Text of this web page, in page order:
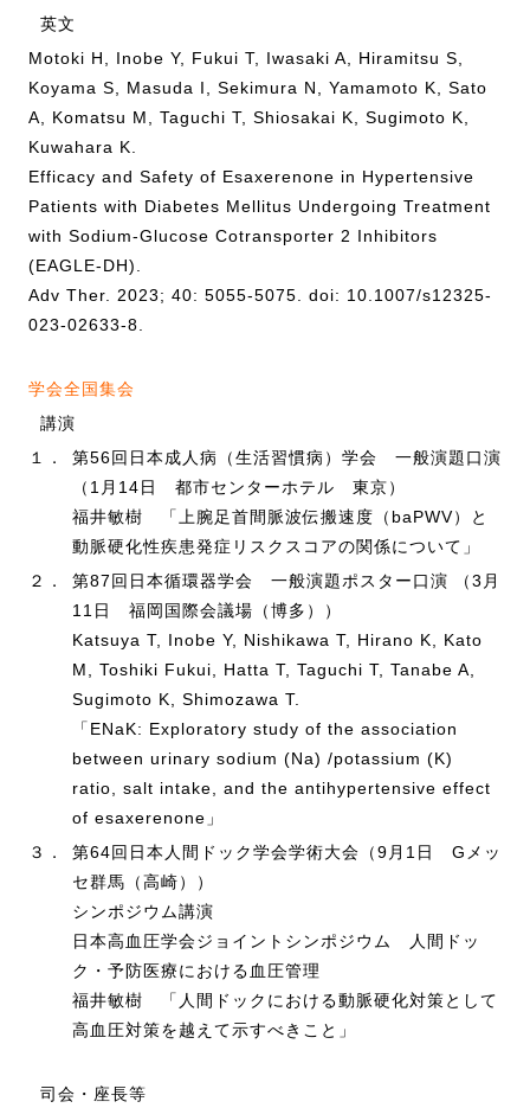
英文
Motoki H, Inobe Y, Fukui T, Iwasaki A, Hiramitsu S,
Koyama S, Masuda I, Sekimura N, Yamamoto K, Sato
A, Komatsu M, Taguchi T, Shiosakai K, Sugimoto K,
Kuwahara K.
Efficacy and Safety of Esaxerenone in Hypertensive
Patients with Diabetes Mellitus Undergoing Treatment
with Sodium-Glucose Cotransporter 2 Inhibitors
(EAGLE-DH).
Adv Ther. 2023; 40: 5055-5075. doi: 10.1007/s12325-
023-02633-8.
学会全国集会
講演
１．
第56回日本成人病（生活習慣病）学会 一般演題口演
（1月14日 都市センターホテル 東京）
福井敏樹 「上腕足首間脈波伝搬速度（baPWV）と
動脈硬化性疾患発症リスクスコアの関係について」
２．
第87回日本循環器学会 一般演題ポスター口演 （3月
11日 福岡国際会議場（博多））
Katsuya T, Inobe Y, Nishikawa T, Hirano K, Kato
M, Toshiki Fukui, Hatta T, Taguchi T, Tanabe A,
Sugimoto K, Shimozawa T.
「ENaK: Exploratory study of the association
between urinary sodium (Na) /potassium (K)
ratio, salt intake, and the antihypertensive effect
of esaxerenone」
３．
第64回日本人間ドック学会学術大会（9月1日 Gメッ
セ群馬（高崎））
シンポジウム講演
日本高血圧学会ジョイントシンポジウム 人間ドッ
ク・予防医療における血圧管理
福井敏樹 「人間ドックにおける動脈硬化対策として
高血圧対策を越えて示すべきこと」
司会・座長等